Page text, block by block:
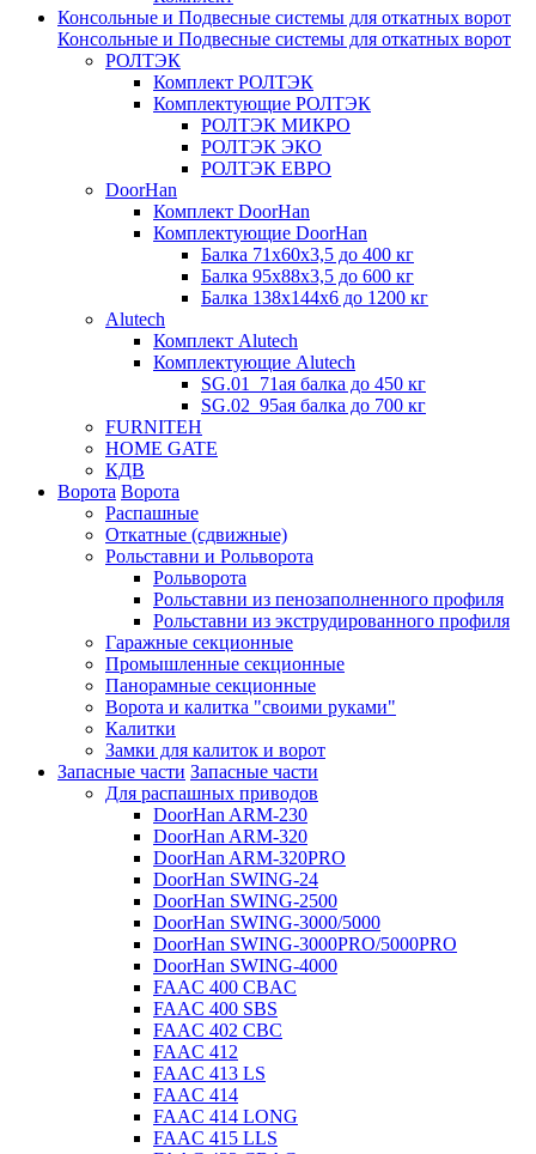
Консольные и Подвесные системы для откатных ворот
Консольные и Подвесные системы для откатных ворот
РОЛТЭК
Комплект РОЛТЭК
Комплектующие РОЛТЭК
РОЛТЭК МИКРО
РОЛТЭК ЭКО
РОЛТЭК ЕВРО
DoorHan
Комплект DoorHan
Комплектующие DoorHan
Балка 71х60х3,5 до 400 кг
Балка 95х88х3,5 до 600 кг
Балка 138х144х6 до 1200 кг
Alutech
Комплект Alutech
Комплектующие Alutech
SG.01_71ая балка до 450 кг
SG.02_95ая балка до 700 кг
FURNITEH
HOME GATE
КДВ
Ворота Ворота
Распашные
Откатные (сдвижные)
Рольставни и Рольворота
Рольворота
Рольставни из пенозаполненного профиля
Рольставни из экструдированного профиля
Гаражные секционные
Промышленные секционные
Панорамные секционные
Ворота и калитка "своими руками"
Калитки
Замки для калиток и ворот
Запасные части Запасные части
Для распашных приводов
DoorHan ARM-230
DoorHan ARM-320
DoorHan ARM-320PRO
DoorHan SWING-24
DoorHan SWING-2500
DoorHan SWING-3000/5000
DoorHan SWING-3000PRO/5000PRO
DoorHan SWING-4000
FAAC 400 CBAC
FAAC 400 SBS
FAAC 402 CBC
FAAC 412
FAAC 413 LS
FAAC 414
FAAC 414 LONG
FAAC 415 LLS